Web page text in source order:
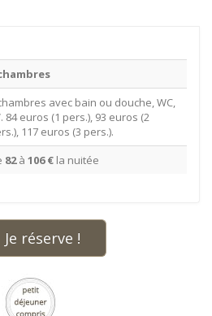
avec bain ou douche, WC,
84 euros (1 pers.), 93 euros (2
117 euros (3 pers.).
82à 106 € la nuitée
Je réserve !